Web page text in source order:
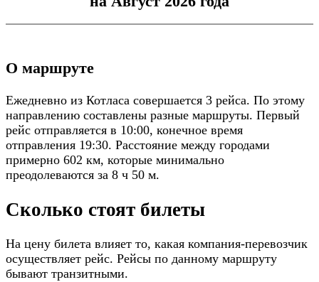
О маршруте
Ежедневно из Котласа совершается 3 рейса. По этому
направлению составлены разные маршруты. Первый
рейс отправляется в 10:00, конечное время
отправления 19:30. Расстояние между городами
примерно 602 км, которые минимально
преодолеваются за 8 ч 50 м.
Сколько стоят билеты
На цену билета влияет то, какая компания-перевозчик
осуществляет рейс. Рейсы по данному маршруту
бывают транзитными.